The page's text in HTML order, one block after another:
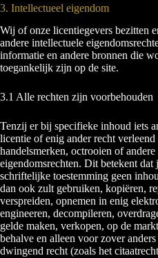
3. Intellectueel eigendom
Wij of onze licentiegevers bezitten
andere intellectuele
informatie en andere bronnen die
toegankelijk zijn op de site.
3.1 Alle rechten zijn voorbehouden
Tenzij er bij specifieke inhoud iets
licentie of enig ander recht
handelsmerken, octrooien of
eigendomsrechten. Dit betekent
schriftelijke toestemming geen
dan ook zult gebruiken, kopiëren,
verspreiden, opnemen in enig
engineeren, decompileren,
gelde maken, verkopen, op de
behalve en alleen voor zover
dwingend recht (zoals het